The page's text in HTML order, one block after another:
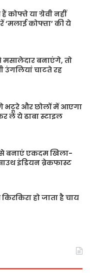
या ग्रेवी नहीं
‘मलाई कोफ्ता’ की ये
बनाएंगे, तो
उंगलियां चाटते रह
भटूरे और छोलों में आएगा
लें ये ढाबा स्टाइल
से बनाएं एकदम खिला-
इंडियन ब्रेकफास्ट
हो जाता है चाय